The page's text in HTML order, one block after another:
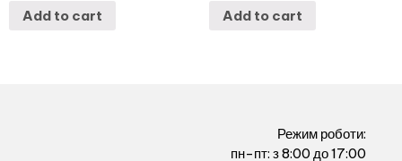
Add to cart Add to cart
Режим роботи:
пн-пт: з 8:00 до 17:00